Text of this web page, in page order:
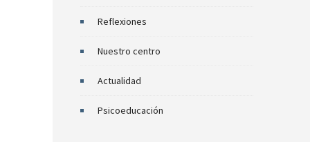
Reflexiones
Nuestro centro
Actualidad
Psicoeducación